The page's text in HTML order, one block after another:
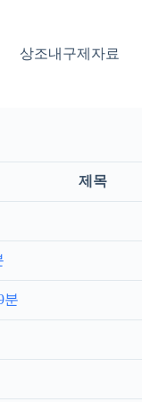
상조내구제자료
제목
분